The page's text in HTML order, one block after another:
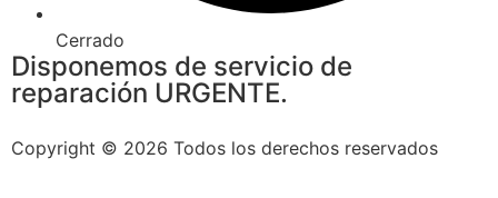
Cerrado
Disponemos de servicio de
reparación URGENTE.
Copyright © 2026 Todos los derechos reservados